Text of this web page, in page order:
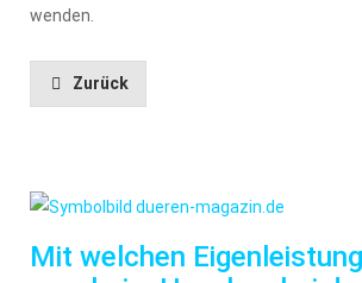
wenden.
Zurück
Mit welchen